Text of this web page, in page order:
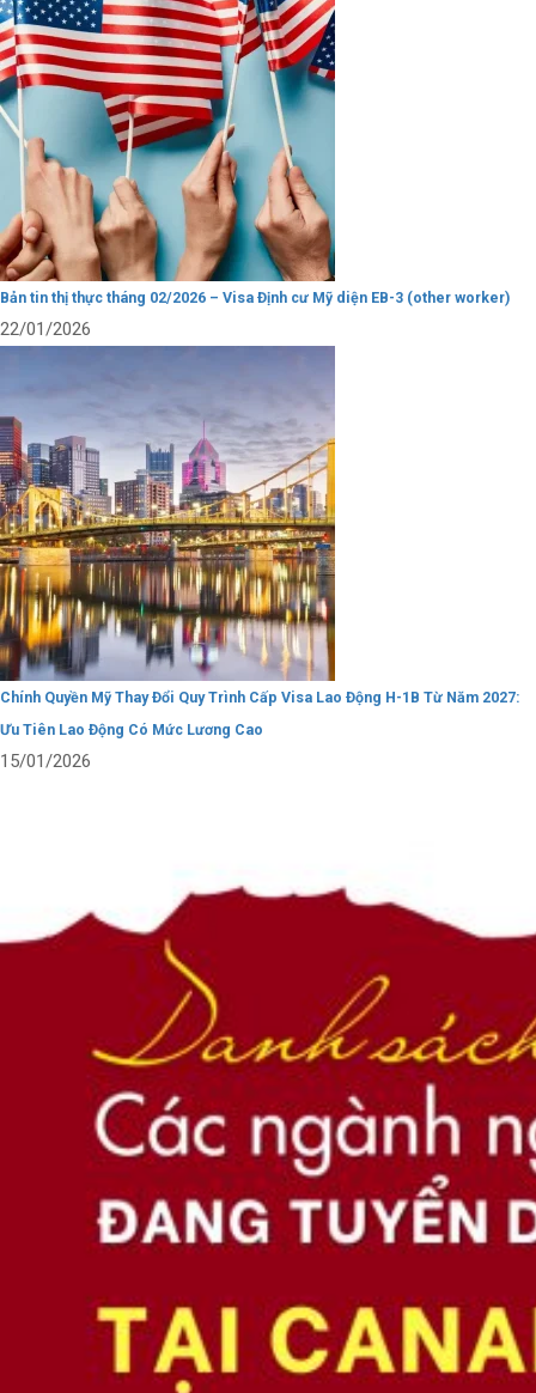
Bản tin thị thực tháng 02/2026 – Visa Định cư Mỹ diện EB-3 (other worker)
22/01/2026
Chính Quyền Mỹ Thay Đổi Quy Trình Cấp Visa Lao Động H-1B Từ Năm 2027:
Ưu Tiên Lao Động Có Mức Lương Cao
15/01/2026